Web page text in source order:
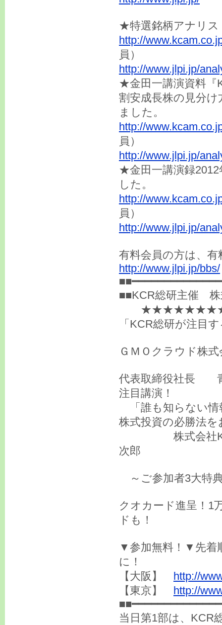
★特選銘柄アナリス
http://
員）
http://www.jlpi.jp/
★金田一講演資料『
割安成長株の見分
ました。
http://
員）
http://www.jlpi.jp/
★金田一講演録2012
した。
http://
員）
http://www.jlpi.jp/
有料会員の方は、
http://www.jlpi.jp/bbs/
■■KCR総研主催
★★★★★★★★ク
「KCR総研が注目
ＧＭＯクラウド株
代表取締役社長
注目講演！
「誰も知らない情
株式投資の必勝法
株式会社KCR
次郎
～ご参加者3大特
クオカード進呈！1
ドも！
▼参加無料！▼先着
に！
【大阪】 http://
【東京】 http://
当日第1部は、KCR